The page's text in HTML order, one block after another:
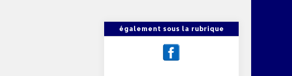
également sous la rubrique